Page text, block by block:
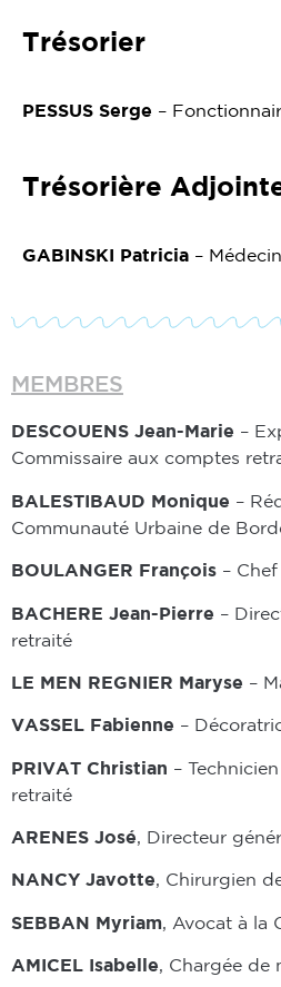
Trésorier
PESSUS Serge –
Trésorière
GABINSKI Patricia –
MEMBRES
DESCOUENS Jean-Marie –
Commissaire aux comptes
BALESTIBAUD Monique –
Communauté Urbaine de
BOULANGER François –
BACHERE Jean-Pierre –
retraité
LE MEN REGNIER Maryse –
VASSEL Fabienne –
PRIVAT Christian –
retraité
ARENES José, Directeur
NANCY Javotte, Chirurgien
SEBBAN Myriam, Avocat à la
AMICEL Isabelle, Chargée de